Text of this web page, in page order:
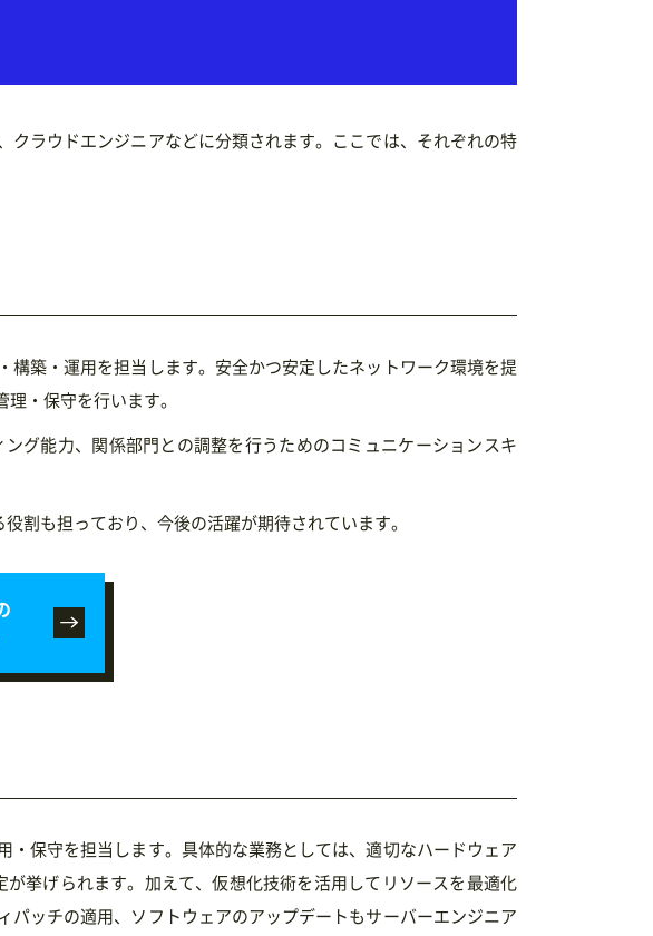
ラウドエンジニアなどに分類されます。ここでは、それぞれの特
築・運用を担当します。安全かつ安定したネットワーク環境を提
・保守を行います。
グ能力、関係部門との調整を行うためのコミュニケーションスキ
割も担っており、今後の活躍が期待されています。
保守を担当します。具体的な業務としては、適切なハードウェア
挙げられます。加えて、仮想化技術を活用してリソースを最適化
ッチの適用、ソフトウェアのアップデートもサーバーエンジニア